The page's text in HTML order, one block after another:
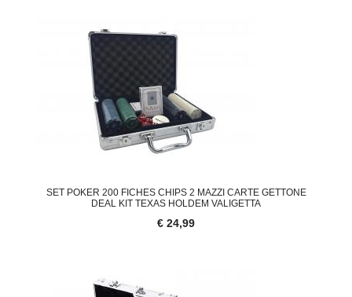
SET POKER 200 FICHES CHIPS 2 MAZZI CARTE GETTONE
DEAL KIT TEXAS HOLDEM VALIGETTA
€ 24,99